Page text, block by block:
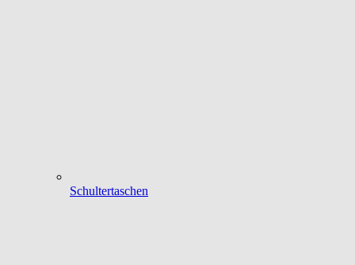
Schultertaschen